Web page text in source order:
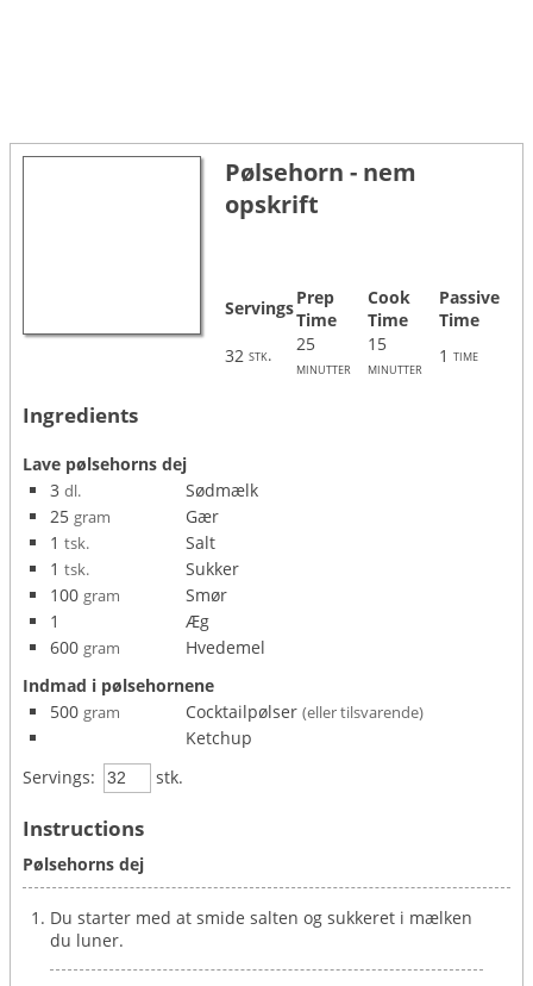
Pølsehorn - nem
opskrift
Servings
Prep
Time
32 stk.
25
minutter
Cook
Time
Passive
Time
15
minutter
1 time
Ingredients
Lave pølsehorns dej
3 dl.
Sødmælk
25 gram
Gær
1 tsk.
Salt
1 tsk.
Sukker
100 gram
Smør
1
Æg
600 gram
Hvedemel
Indmad i pølsehornene
500 gram Cocktailpølser (eller tilsvarende)
Ketchup
Servings:
stk.
Instructions
Pølsehorns dej
Du starter med at smide salten og sukkeret i mælken
du luner.